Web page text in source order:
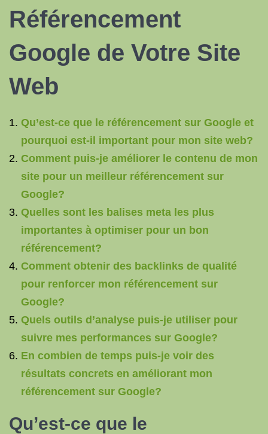
Référencement
Google de Votre Site
Web
Qu’est-ce que le référencement sur Google et
pourquoi est-il important pour mon site web?
Comment puis-je améliorer le contenu de mon
site pour un meilleur référencement sur
Google?
Quelles sont les balises meta les plus
importantes à optimiser pour un bon
référencement?
Comment obtenir des backlinks de qualité
pour renforcer mon référencement sur
Google?
Quels outils d’analyse puis-je utiliser pour
suivre mes performances sur Google?
En combien de temps puis-je voir des
résultats concrets en améliorant mon
référencement sur Google?
Qu’est-ce que le